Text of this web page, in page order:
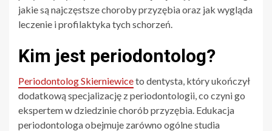
jakie są najczęstsze choroby przyzębia oraz jak wygląda
leczenie i profilaktyka tych schorzeń.
Kim jest periodontolog?
Periodontolog Skierniewiceto dentysta, który ukończył
dodatkową specjalizację z periodontologii, co czyni go
ekspertem w dziedzinie chorób przyzębia. Edukacja
periodontologa obejmuje zarówno ogólne studia